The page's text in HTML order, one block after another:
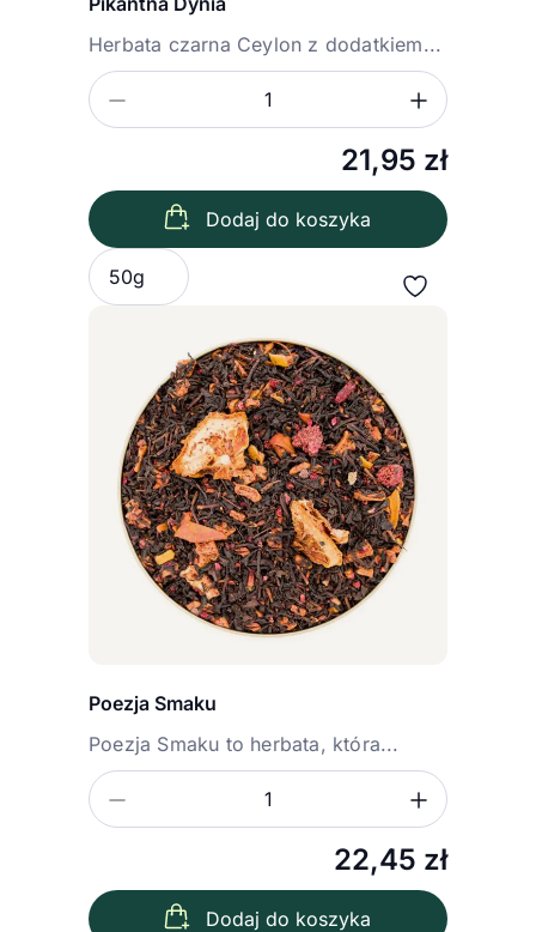
Herbata czarna Ceylon z dodatkiem...
21,95 zł
Zmniejsz ilość
Dodaj do koszyka
Poezja Smaku
Poezja Smaku to herbata, która...
22,45 zł
Zmniejsz ilość
Wybierz wariant
50g
Dodaj do koszyka